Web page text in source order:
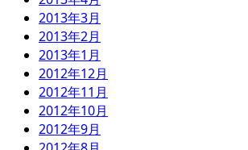
2013年3月
2013年2月
2013年1月
2012年12月
2012年11月
2012年10月
2012年9月